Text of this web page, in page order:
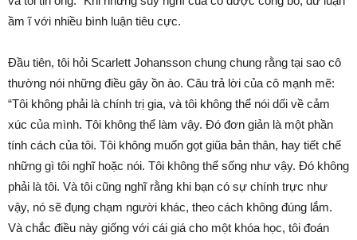
ầm ĩ với nhiều bình luận tiêu cực.
Đầu tiên, tôi hỏi Scarlett Johansson chung chung rằng tại sao cô
thường nói những điều gây ồn ào. Câu trả lời của cô mạnh mẽ:
“Tôi không phải là chính trị gia, và tôi không thể nói dối về cảm
xúc của mình. Tôi không thể làm vậy. Đó đơn giản là một phần
tính cách của tôi. Tôi không muốn gọt giũa bản thân, hay tiết chế
những gì tôi nghĩ hoặc nói. Tôi không thể sống như vậy. Đó không
phải là tôi. Và tôi cũng nghĩ rằng khi bạn có sự chính trực như
vậy, nó sẽ đụng chạm người khác, theo cách không đúng lắm.
Và chắc điều này giống với cái giá cho một khóa học, tôi đoán